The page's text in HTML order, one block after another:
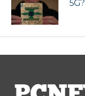
5G?